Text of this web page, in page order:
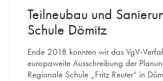
Teilneubau und
Schule Dömitz
Ende 2018 konnten wir das VgV-
europaweite Ausschreibung der
Regionale Schule „Fritz Reuter“ in